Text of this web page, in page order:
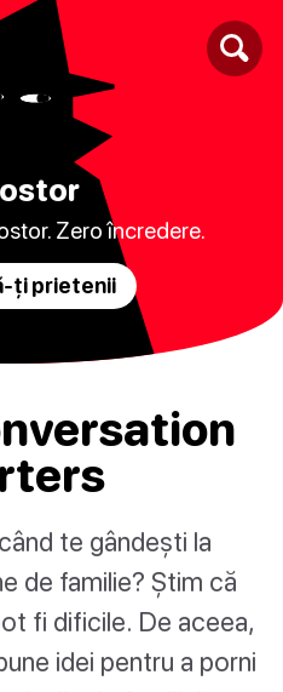
Zero încredere.
ți prietenii
te gândești la
de familie? Știm că
fi dificile. De aceea,
idei pentru a porni